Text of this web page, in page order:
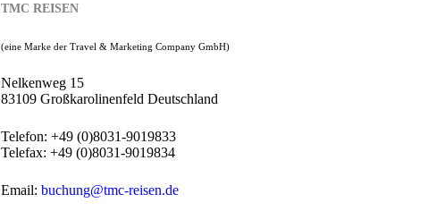
TMC REISEN
(eine Marke der Travel & Marketing Company GmbH)
Nelkenweg 15
83109 Großkarolinenfeld Deutschland
Telefon: +49 (0)8031-9019833
Telefax: +49 (0)8031-9019834
Email: buchung@tmc-reisen.de